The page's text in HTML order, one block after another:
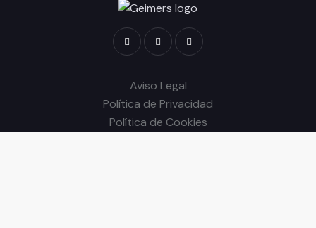
Aviso Legal
Política de Privacidad
Política de Cookies